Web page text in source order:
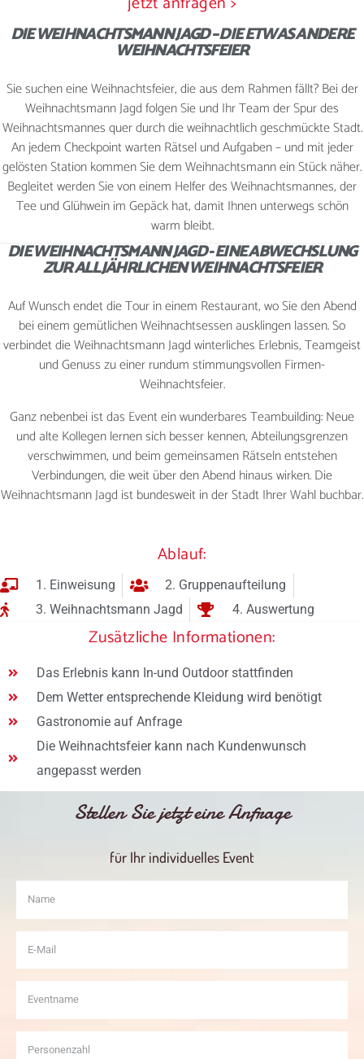
WEIHNACHTSFEIER
KONTAKT
JETZT BUCHEN
DIE WEIHNACHTSMANN JAGD – DIE ETWAS ANDERE
WEIHNACHTSFEIER
Sie suchen eine Weihnachtsfeier, die aus dem Rahmen fällt? Bei der
Weihnachtsmann Jagd folgen Sie und Ihr Team der Spur des
Weihnachtsmannes quer durch die weihnachtlich geschmückte Stadt.
An jedem Checkpoint warten Rätsel und Aufgaben – und mit jeder
gelösten Station kommen Sie dem Weihnachtsmann ein Stück näher.
Begleitet werden Sie von einem Helfer des Weihnachtsmannes, der
Tee und Glühwein im Gepäck hat, damit Ihnen unterwegs schön
warm bleibt.
DIE WEIHNACHTSMANN JAGD - EINE ABWECHSLUNG
ZUR ALLJÄHRLICHEN WEIHNACHTSFEIER
Auf Wunsch endet die Tour in einem Restaurant, wo Sie den Abend
bei einem gemütlichen Weihnachtsessen ausklingen lassen. So
verbindet die Weihnachtsmann Jagd winterliches Erlebnis, Teamgeist
und Genuss zu einer rundum stimmungsvollen Firmen-
Weihnachtsfeier.
Ganz nebenbei ist das Event ein wunderbares Teambuilding: Neue
und alte Kollegen lernen sich besser kennen, Abteilungsgrenzen
verschwimmen, und beim gemeinsamen Rätseln entstehen
Verbindungen, die weit über den Abend hinaus wirken. Die
Weihnachtsmann Jagd ist bundesweit in der Stadt Ihrer Wahl buchbar.
Ablauf:
1. Einweisung
2. Gruppenaufteilung
3. Weihnachtsmann Jagd
4. Auswertung
Zusätzliche Informationen:
Das Erlebnis kann In-und Outdoor stattfinden
Dem Wetter entsprechende Kleidung wird benötigt
Gastronomie auf Anfrage
Die Weihnachtsfeier kann nach Kundenwunsch
angepasst werden
Stellen Sie jetzt eine Anfrage
für Ihr individuelles Event